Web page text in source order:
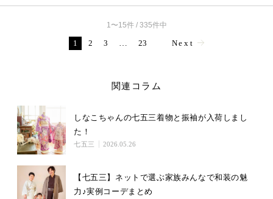
1〜15件 / 335件中
1 2 3 … 23 Next
関連コラム
しなこちゃんの七五三着物と振袖が入荷しまし
た！
七五三 2026.05.26
【七五三】ネットで選ぶ家族みんなで和装の魅
力♪実例コーデまとめ